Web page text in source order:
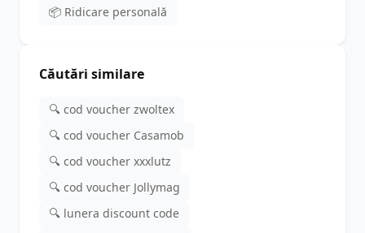
📦 Ridicare personală
Căutări similare
🔍 cod voucher zwoltex
🔍 cod voucher Casamob
🔍 cod voucher xxxlutz
🔍 cod voucher Jollymag
🔍 lunera discount code